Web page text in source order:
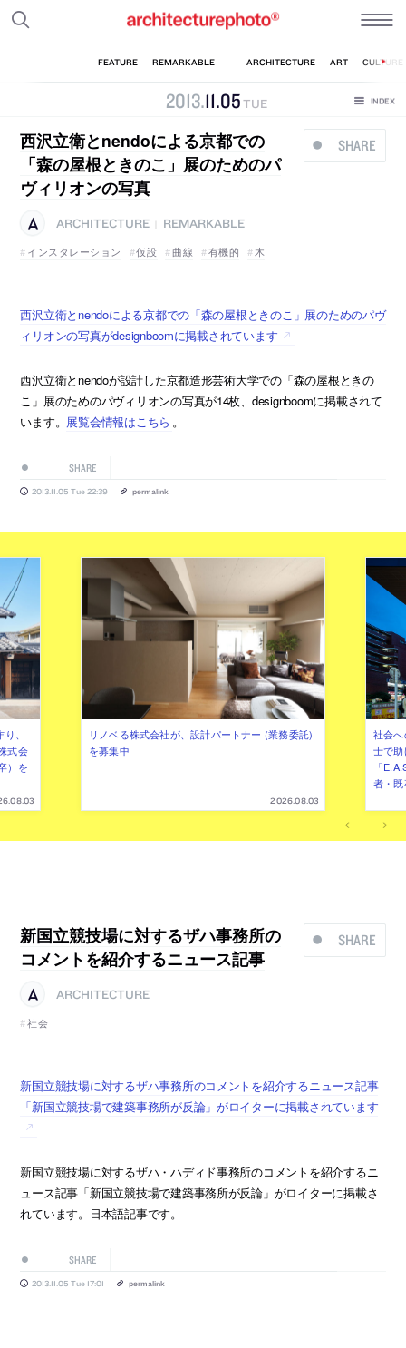
2013.11.05 TUE
SHARE
西沢立衛とnendoによる京都での
「森の屋根ときのこ」展のためのパ
ヴィリオンの写真
ARCHITECTURE
REMARKABLE
インスタレーション
仮設 曲線 有機的 木
西沢立衛とnendoによる京都での「森の屋根ときのこ」展のためのパヴ
ィリオンの写真がdesignboomに掲載されています
西沢立衛とnendoが設計した京都造形芸術大学での「森の屋根ときの
こ」展のためのパヴィリオンの写真が14枚、designboomに掲載されて
います。 展覧会情報はこちら 。
SHARE
2013.11.05 Tue 22:39 permalink
、
式会
）を
リノベる株式会社が、設計パートナー (業務委託)
を募集中
2026.08.03
社会
士で
「
者・
SHARE
新国立競技場に対するザハ事務所の
コメントを紹介するニュース記事
ARCHITECTURE
社会
新国立競技場に対するザハ事務所のコメントを紹介するニュース記事
「新国立競技場で建築事務所が反論」がロイターに掲載されています
新国立競技場に対するザハ・ハディド事務所のコメントを紹介するニ
ュース記事「新国立競技場で建築事務所が反論」がロイターに掲載さ
れています。日本語記事です。
SHARE
2013.11.05 Tue 17:01 permalink